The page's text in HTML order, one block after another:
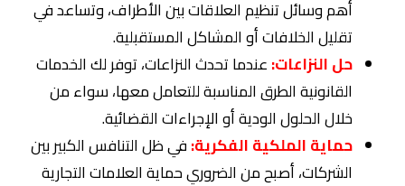
أهم وسائل تنظيم العلاقات بين الأطراف، وتساعد في
تقليل الخلافات أو المشاكل المستقبلية.
حل النزاعات:عندما تحدث النزاعات، توفر لك الخدمات
القانونية الطرق المناسبة للتعامل معها، سواء من
خلال الحلول الودية أو الإجراءات القضائية.
حماية الملكية الفكرية:في ظل التنافس الكبير بين
الشركات، أصبح من الضروري حماية العلامات التجارية